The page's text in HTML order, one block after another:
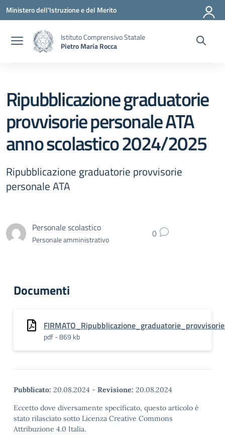
Vai ai contenuti
Vai al menu di navigazione
Vai al footer
Ministero dell'Istruzione e del Merito
Istituto Comprensivo Statale
Pietro Maria Rocca
Ripubblicazione graduatorie
provvisorie personale ATA
anno scolastico 2024/2025
Ripubblicazione graduatorie provvisorie
personale ATA
Personale scolastico
Personale amministrativo 0
Documenti
pdf - 869 kb
Pubblicato: 20.08.2024 - Revisione: 20.08.2024
Eccetto dove diversamente specificato, questo articolo è
stato rilasciato sotto Licenza Creative Commons
Attribuzione 4.0 Italia.